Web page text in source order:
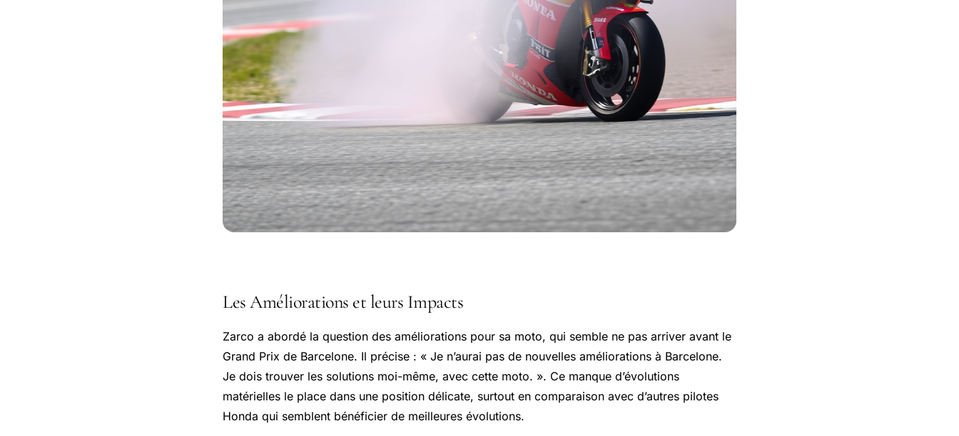
Les Améliorations et leurs Impacts
Zarco a abordé la question des améliorations pour sa moto, qui semble ne pas arriver avant le
Grand Prix de Barcelone. Il précise : « Je n’aurai pas de nouvelles améliorations à Barcelone.
Je dois trouver les solutions moi-même, avec cette moto. ». Ce manque d’évolutions
matérielles le place dans une position délicate, surtout en comparaison avec d’autres pilotes
Honda qui semblent bénéficier de meilleures évolutions.